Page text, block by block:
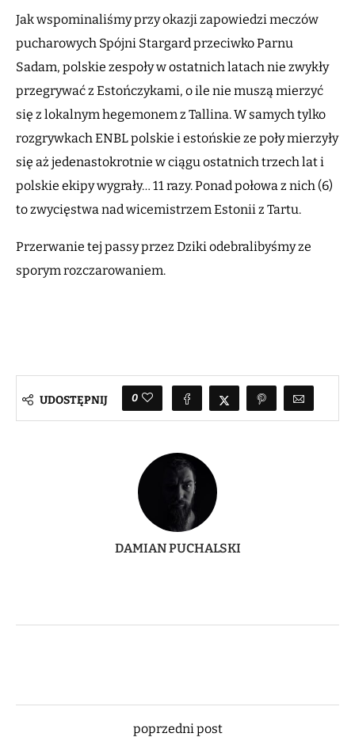
Jak wspominaliśmy przy okazji zapowiedzi meczów
pucharowych Spójni Stargard przeciwko Parnu
Sadam, polskie zespoły w ostatnich latach nie zwykły
przegrywać z Estończykami, o ile nie muszą mierzyć
się z lokalnym hegemonem z Tallina. W samych tylko
rozgrywkach ENBL polskie i estońskie ze poły mierzyły
się aż jedenastokrotnie w ciągu ostatnich trzech lat i
polskie ekipy wygrały… 11 razy. Ponad połowa z nich (6)
to zwycięstwa nad wicemistrzem Estonii z Tartu.
Przerwanie tej passy przez Dziki odebralibyśmy ze
sporym rozczarowaniem.
UDOSTĘPNIJ 0
DAMIAN PUCHALSKI
poprzedni post